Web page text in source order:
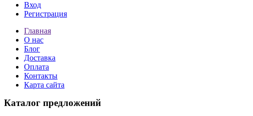
Вход
Регистрация
Главная
О нас
Блог
Доставка
Оплата
Контакты
Карта сайта
Каталог предложений